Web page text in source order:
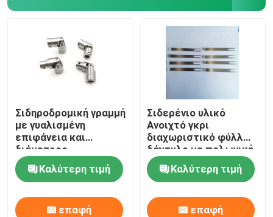
Σιδηροδρομική γραμμή
με γυαλισμένη
επιφάνεια και
διάμετρος
εσωτερικής τρύπας
16 mm για
εκτυπωτική μηχανή
SM102
Καλύτερη τιμή
επαφή
Σιδερένιο υλικό
Ανοιχτό γκρι
διαχωριστικό φύλλων
δάχτυλο με πολωνική
επεξεργασία
επιφάνειας για
μηχάνημα εκτύπωσης
όφσετ Heidelberg
GTO52
Καλύτερη τιμή
επαφή